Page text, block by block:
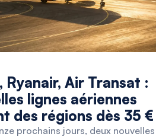
Ryanair, Air Transat :
lignes aériennes
des régions dès 35 €
prochains jours, deux nouvelles